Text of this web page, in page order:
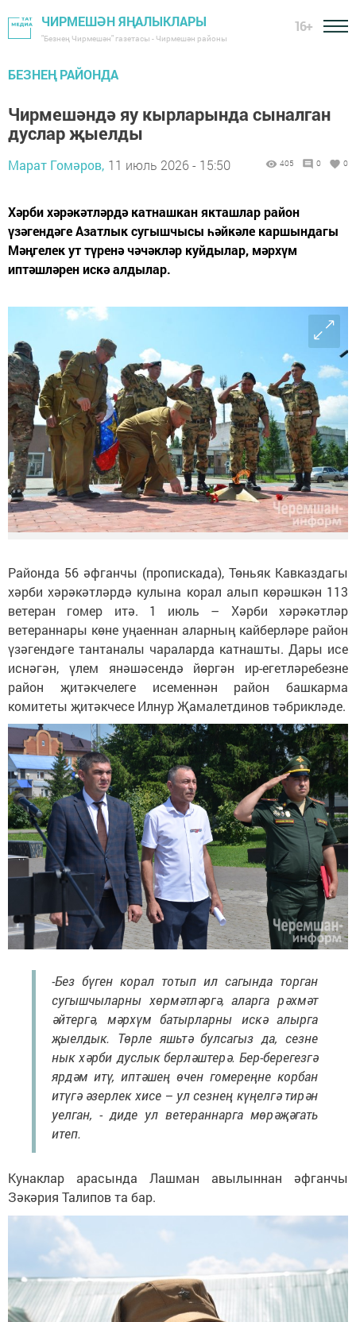
ЧИРМЕШӘН ЯҢАЛЫКЛАРЫ
"Безнең Чирмешән" газетасы - Чирмешән районы
16+
БЕЗНЕҢ РАЙОНДА
Чирмешәндә яу кырларында сыналган
дуслар җыелды
Марат Гомәров, 11 июль 2026 - 15:50 405 0 0
Хәрби хәрәкәтләрдә катнашкан якташлар район
үзәгендәге Азатлык сугышчысы һәйкәле каршындагы
Мәңгелек ут түренә чәчәкләр куйдылар, мәрхүм
иптәшләрен искә алдылар.
Районда 56 әфганчы (пропискада), Төньяк Кавказдагы
хәрби хәрәкәтләрдә кулына корал алып көрәшкән 113
ветеран гомер итә. 1 июль – Хәрби хәрәкәтләр
ветераннары көне уңаеннан аларның кайберләре район
үзәгендәге тантаналы чараларда катнашты. Дары исе
иснәгән, үлем янәшәсендә йөргән ир-егетләребезне
район җитәкчелеге исеменнән район башкарма
комитеты җитәкчесе Илнур Җамалетдинов тәбрикләде.
-Без бүген корал тотып ил сагында торган
сугышчыларны хөрмәтләргә, аларга рәхмәт
әйтергә, мәрхүм батырларны искә алырга
җыелдык. Төрле яшьтә булсагыз да, сезне
нык хәрби дуслык берләштерә. Бер-берегезгә
ярдәм итү, иптәшең өчен гомереңне корбан
итүгә әзерлек хисе – ул сезнең күңелгә тирән
уелган, - диде ул ветераннарга мөрәҗәгать
итеп.
Кунаклар арасында Лашман авылыннан әфганчы
Зәкәрия Талипов та бар.